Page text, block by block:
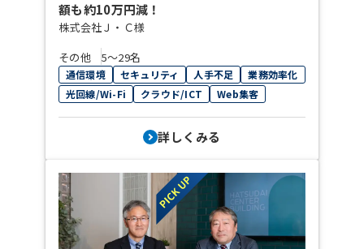
額も約10万円減！
株式会社Ｊ・Ｃ様
その他
5〜29名
通信環境 セキュリティ 人手不足
業務効率化
光回線/Wi-Fi
クラウド/ICT Web集客
詳しくみる